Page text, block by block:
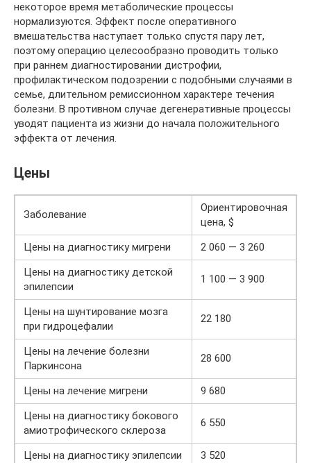
некоторое время метаболические процессы
нормализуются. Эффект после оперативного
вмешательства наступает только спустя пару лет,
поэтому операцию целесообразно проводить только
при раннем диагностировании дистрофии,
профилактическом подозрении с подобными случаями в
семье, длительном ремиссионном характере течения
болезни. В противном случае дегенеративные процессы
уводят пациента из жизни до начала положительного
эффекта от лечения.
Цены
Заболевание
Ориентировочная
цена, $
Цены на диагностику мигрени
2 060 — 3 260
Цены на диагностику детской
эпилепсии
1 100 — 3 900
Цены на шунтирование мозга
при гидроцефалии
22 180
Цены на лечение болезни
Паркинсона
28 600
Цены на лечение мигрени
9 680
Цены на диагностику бокового
амиотрофического склероза
6 550
Цены на диагностику эпилепсии 3 520